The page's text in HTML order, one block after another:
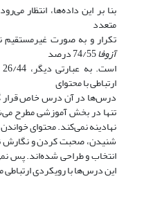
بنا بر این داده‌ها، انتظار
متعدد
تکرار و به صورت غیرمستقیم
آزوفا
است. به عبارتی دیگر، 26/44 درصد از کتاب اول
ارتباطی با محتوای
درس‌ها در آن درس خاص قرار
تنها در بخش آموزشی مطرح
نهادینه نمی‌کند. محتوای
شنیدن، صحبت کردن و نگارش
انتخاب و طراحی شده‌اند. پس
این درس‌ها با رویکردی